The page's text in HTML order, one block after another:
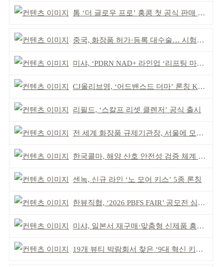
톰 ‘더 글로우 프로’ 홍콩 첫 공식 판매 완판
중국, 화장품 허가·등록 대수술… 시험자료 공용 허용
미샤, ‘PDRN NAD+ 라인업 ‘리프팅 마스크’ 출시
CJ올리브영, ‘어드밴스드 더마’ 론칭 K더마 육성 박차
리필드, ‘스칼프 리셋 클렌저’ 공식 출시
전 세계 화장품 규제기관장, 서울에 모인다
한국콜마, 해양 산호 안전성 검증 체계 구축
센녹, 신규 라인 ‘노 모어 키스’ 5종 론칭
한뷰직협, ‘2026 PBFS FAIR’ 공모전 심사 성료
미샤, 일본서 재구매·맞춤형 신제품 흥행 ‘쌍끌이’
19개 뷰티 박람회서 찾은 ‘9대 혁신 키워드’